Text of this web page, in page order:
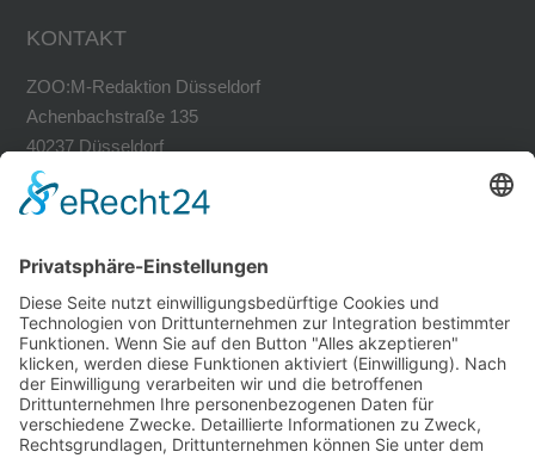
KONTAKT
ZOO:M-Redaktion Düsseldorf
Achenbachstraße 135
40237 Düsseldorf
Tel. 0211-30200741
Fax 0211-30200749
RECHTLICHES
Impressum
Datenschutz
Datenschutz Social Networks